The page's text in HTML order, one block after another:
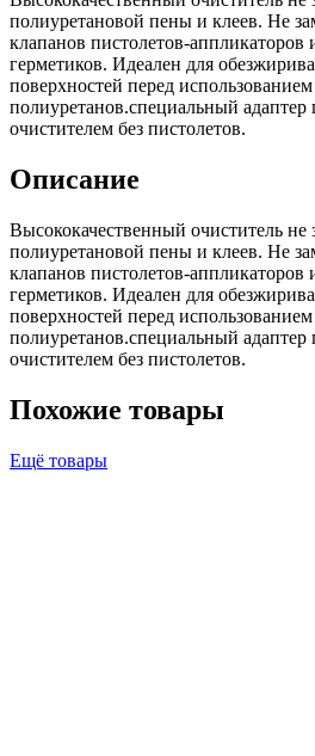
полиуретановой пены и клеев. Не
клапанов пистолетов-аппликаторов
герметиков. Идеален для
поверхностей перед
полиуретанов.специальный адаптер
очистителем без пистолетов.
Описание
Высококачественный очиститель не
полиуретановой пены и клеев. Не
клапанов пистолетов-аппликаторов
герметиков. Идеален для
поверхностей перед
полиуретанов.специальный адаптер
очистителем без пистолетов.
Похожие товары
Ещё товары